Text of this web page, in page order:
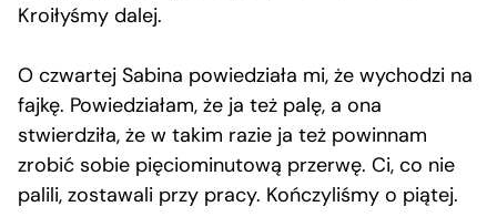
Kroiłyśmy dalej.
O czwartej Sabina powiedziała mi, że wychodzi na
fajkę. Powiedziałam, że ja też palę, a ona
stwierdziła, że w takim razie ja też powinnam
zrobić sobie pięciominutową przerwę. Ci, co nie
palili, zostawali przy pracy. Kończyliśmy o piątej.